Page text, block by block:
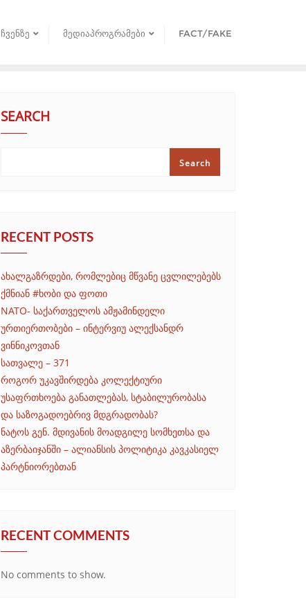
ᲩᲕᲔᲜᲖᲔ ᲛᲔᲓᲘᲐᲞᲠᲝᲒᲠᲐᲛᲔᲑᲘ FACT/FAKE
SEARCH
Search
RECENT POSTS
ახალგაზრდები, რომლებიც მწვანე ცვლილებებს
ქმნიან #ხობი და ფოთი
NATO- საქართველოს ამჟამინდელი
ურთიერთობები – ინტერვიუ ალექსანდრ
ვინნიკოვთან
სათვალე – 371
როგორ უკავშირდება კოლექტიური
უსაფრთხოება განათლებას, სტაბილურობასა
და საზოგადოებრივ მდგრადობას?
ნატოს გენ. მდივანის მოადგილე სომხეთსა და
აზერბაიჯანში – ალიანსის პოლიტიკა კავკასიელ
პარტნიორებთან
RECENT COMMENTS
No comments to show.